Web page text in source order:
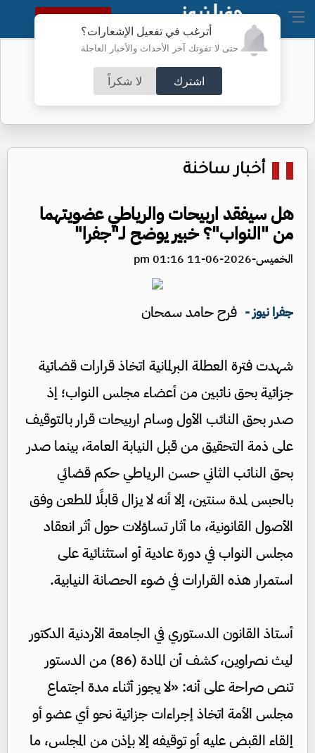
أترغب في تفعيل الإشعارات؟
حتى لا تفوتك آخر الأحداث والأخبار العاجلة
اشترك لا شكراً
النسخة الكاملة
أخبار ساخنة
هل سيفقد اربيحات والرياطي عضويتهما
من "النواب"؟ خبير يوضح لـ"جفرا"
الخميس-2026-06-11 01:16 pm
جفرا نيوز - فرح حامد سمحان
شهدت فترة العطلة البرلمانية اتخاذ قرارات قضائية
جزائية بحق نائبين من أعضاء مجلس النواب؛ إذ
صدر بحق النائب الأول وسام اربيحات قرار بالتوقيف
على ذمة التحقيق من قبل النيابة العامة، بينما صدر
بحق النائب الثاني حسن الرياطي حكم قضائي
بالحبس لمدة سنتين، إلا أنه لا يزال قابلًا للطعن وفق
الأصول القانونية، ما أثار تساؤلات حول أثر انعقاد
مجلس النواب في دورة عادية أو استثنائية على
استمرار هذه القرارات في ضوء الحصانة النيابية.
أستاذ القانون الدستوري في الجامعة الأردنية الدكتور
ليث نصراوين، كشف أن المادة (86) من الدستور
تنص صراحة على أنه: «لا يجوز أثناء مدة اجتماع
مجلس الأمة اتخاذ إجراءات جزائية نحو أي عضو أو
إلقاء القبض عليه أو توقيفه إلا بإذن من المجلس، ما